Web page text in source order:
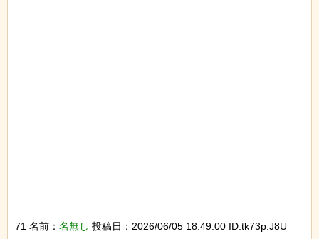
71 名前： 名無し 投稿日：2026/06/05 18:49:00 ID:tk73p.J8U